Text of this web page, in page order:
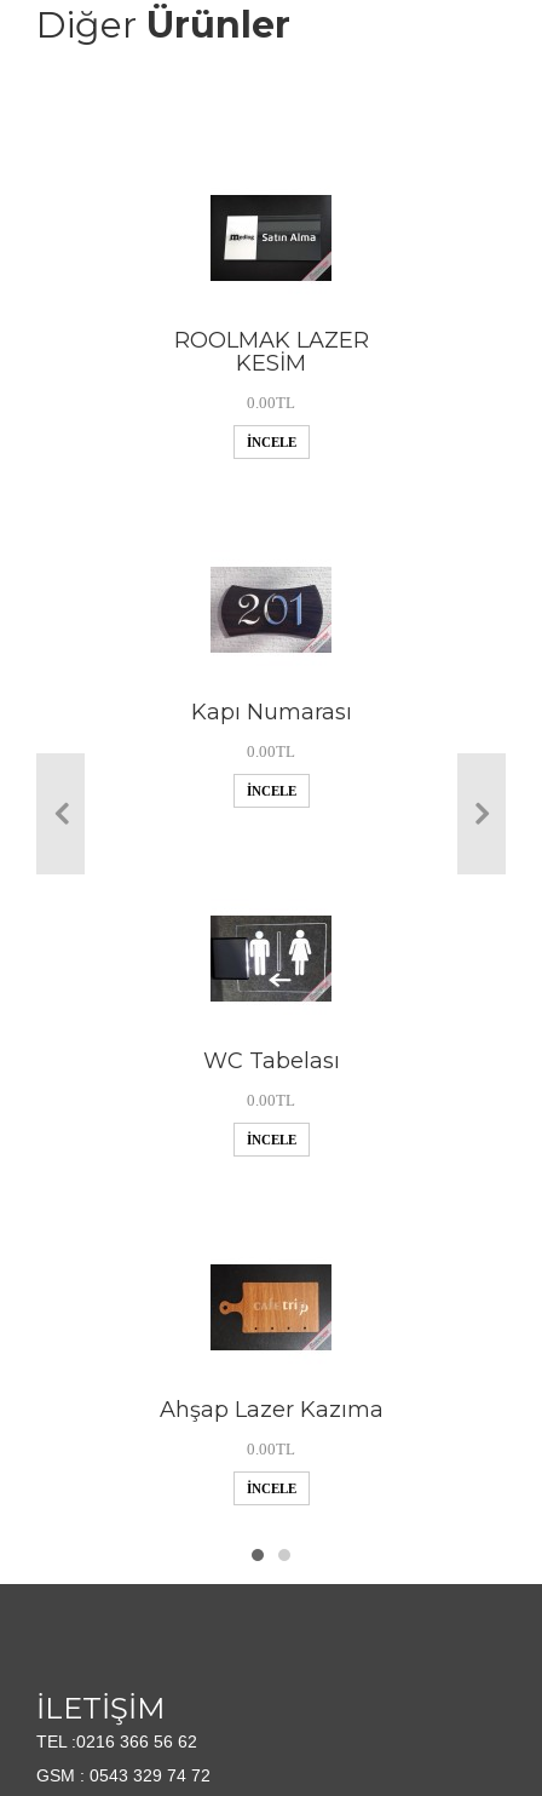
Diğer Ürünler
ROOLMAK LAZER
KESİM
0.00TL
İNCELE
Kapı Numarası
0.00TL
İNCELE
WC Tabelası
0.00TL
İNCELE
Ahşap Lazer Kazıma
0.00TL
İNCELE
İLETİŞİM
TEL :0216 366 56 62
GSM : 0543 329 74 72